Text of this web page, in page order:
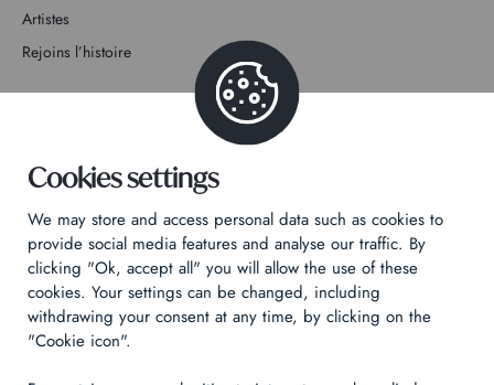
Artistes
Rejoins l’histoire
Politique de confidentialité
Mentions légales
Technical & Legal informations
Cookies settings
We may store and access personal data such as cookies to
provide social media features and analyse our traffic. By
clicking "Ok, accept all" you will allow the use of these
cookies. Your settings can be changed, including
withdrawing your consent at any time, by clicking on the
"Cookie icon".